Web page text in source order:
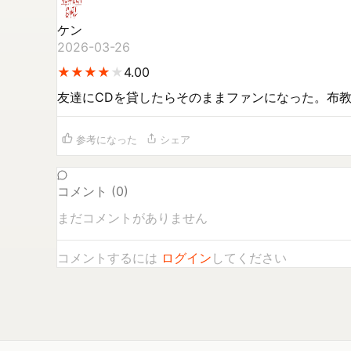
ケン
2026-03-26
★
★★
★★
★★
★ ★ 4.00
友達にCDを貸したらそのままファンになった。布
参考になった シェア
コメント (0)
まだコメントがありません
コメントするには ログイン してください